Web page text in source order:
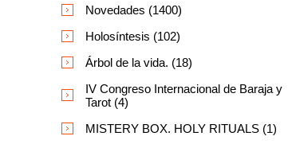
Novedades (1400)
Holosíntesis (102)
Árbol de la vida. (18)
IV Congreso Internacional de Baraja y
Tarot (4)
MISTERY BOX. HOLY RITUALS (1)